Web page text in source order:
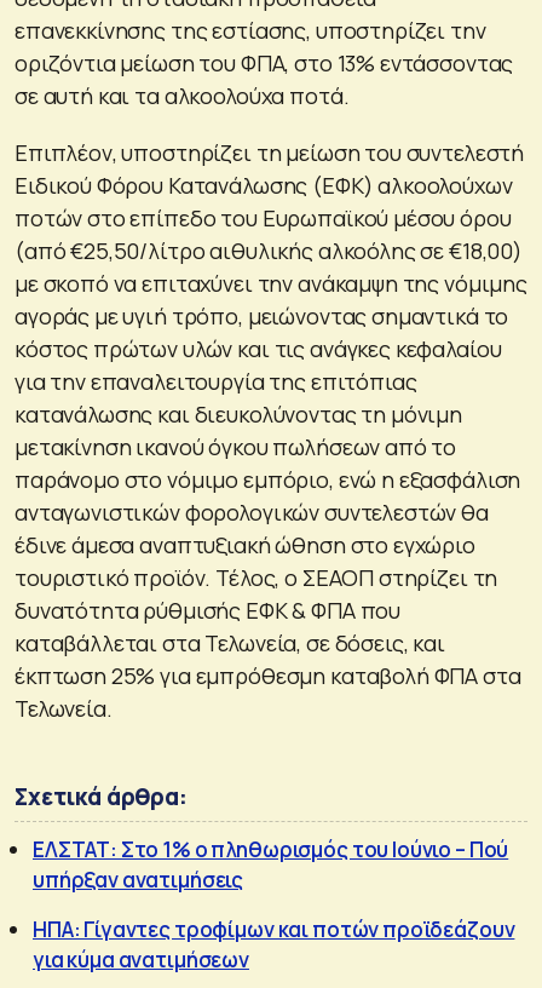
επανεκκίνησης της εστίασης, υποστηρίζει την
οριζόντια μείωση του ΦΠΑ, στο 13% εντάσσοντας
σε αυτή και τα αλκοολούχα ποτά.
Επιπλέον, υποστηρίζει τη μείωση του συντελεστή
Ειδικού Φόρου Κατανάλωσης (ΕΦΚ) αλκοολούχων
ποτών στο επίπεδο του Ευρωπαϊκού μέσου όρου
(από €25,50/λίτρο αιθυλικής αλκοόλης σε €18,00)
με σκοπό να επιταχύνει την ανάκαμψη της νόμιμης
αγοράς με υγιή τρόπο, μειώνοντας σημαντικά το
κόστος πρώτων υλών και τις ανάγκες κεφαλαίου
για την επαναλειτουργία της επιτόπιας
κατανάλωσης και διευκολύνοντας τη μόνιμη
μετακίνηση ικανού όγκου πωλήσεων από το
παράνομο στο νόμιμο εμπόριο, ενώ η εξασφάλιση
ανταγωνιστικών φορολογικών συντελεστών θα
έδινε άμεσα αναπτυξιακή ώθηση στο εγχώριο
τουριστικό προϊόν. Τέλος, ο ΣΕΑΟΠ στηρίζει τη
δυνατότητα ρύθμισής ΕΦΚ & ΦΠΑ που
καταβάλλεται στα Τελωνεία, σε δόσεις, και
έκπτωση 25% για εμπρόθεσμη καταβολή ΦΠΑ στα
Τελωνεία.
Σχετικά άρθρα:
ΕΛΣΤΑΤ: Στο 1% ο πληθωρισμός του Ιούνιο – Πού
υπήρξαν ανατιμήσεις
ΗΠΑ: Γίγαντες τροφίμων και ποτών προϊδεάζουν
για κύμα ανατιμήσεων